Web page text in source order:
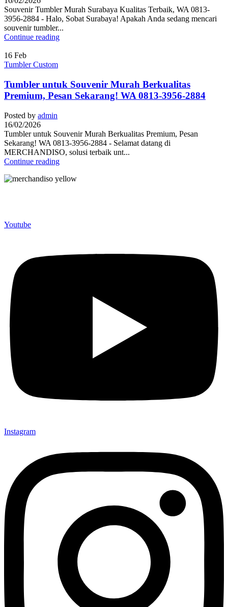
Souvenir Tumbler Murah Surabaya Kualitas Terbaik, WA 0813-
3956-2884 - Halo, Sobat Surabaya! Apakah Anda sedang mencari
souvenir tumbler...
Continue reading
16 Feb
Tumbler Custom
Tumbler untuk Souvenir Murah Berkualitas
Premium, Pesan Sekarang! WA 0813-3956-2884
Posted by admin
16/02/2026
Tumbler untuk Souvenir Murah Berkualitas Premium, Pesan
Sekarang! WA 0813-3956-2884 - Selamat datang di
MERCHANDISO, solusi terbaik unt...
Continue reading
Youtube
Instagram